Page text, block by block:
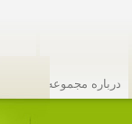
درباره مجموعه